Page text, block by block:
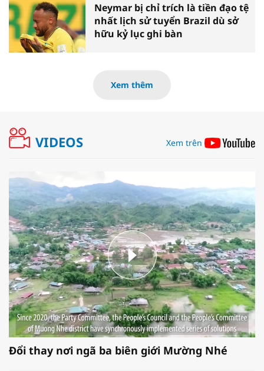
Neymar bị chỉ trích là tiền đạo tệ
nhất lịch sử tuyển Brazil dù sở
hữu kỷ lục ghi bàn
Xem thêm
VIDEOS Xem trên
Đổi thay nơi ngã ba biên giới Mường Nhé